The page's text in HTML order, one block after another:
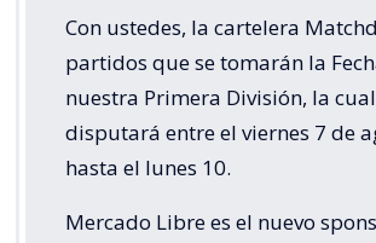
Con ustedes, la cartelera
partidos que se tomarán la
nuestra Primera División, la
disputará entre el viernes 7 de
hasta el lunes 10.
Mercado Libre es el nuevo